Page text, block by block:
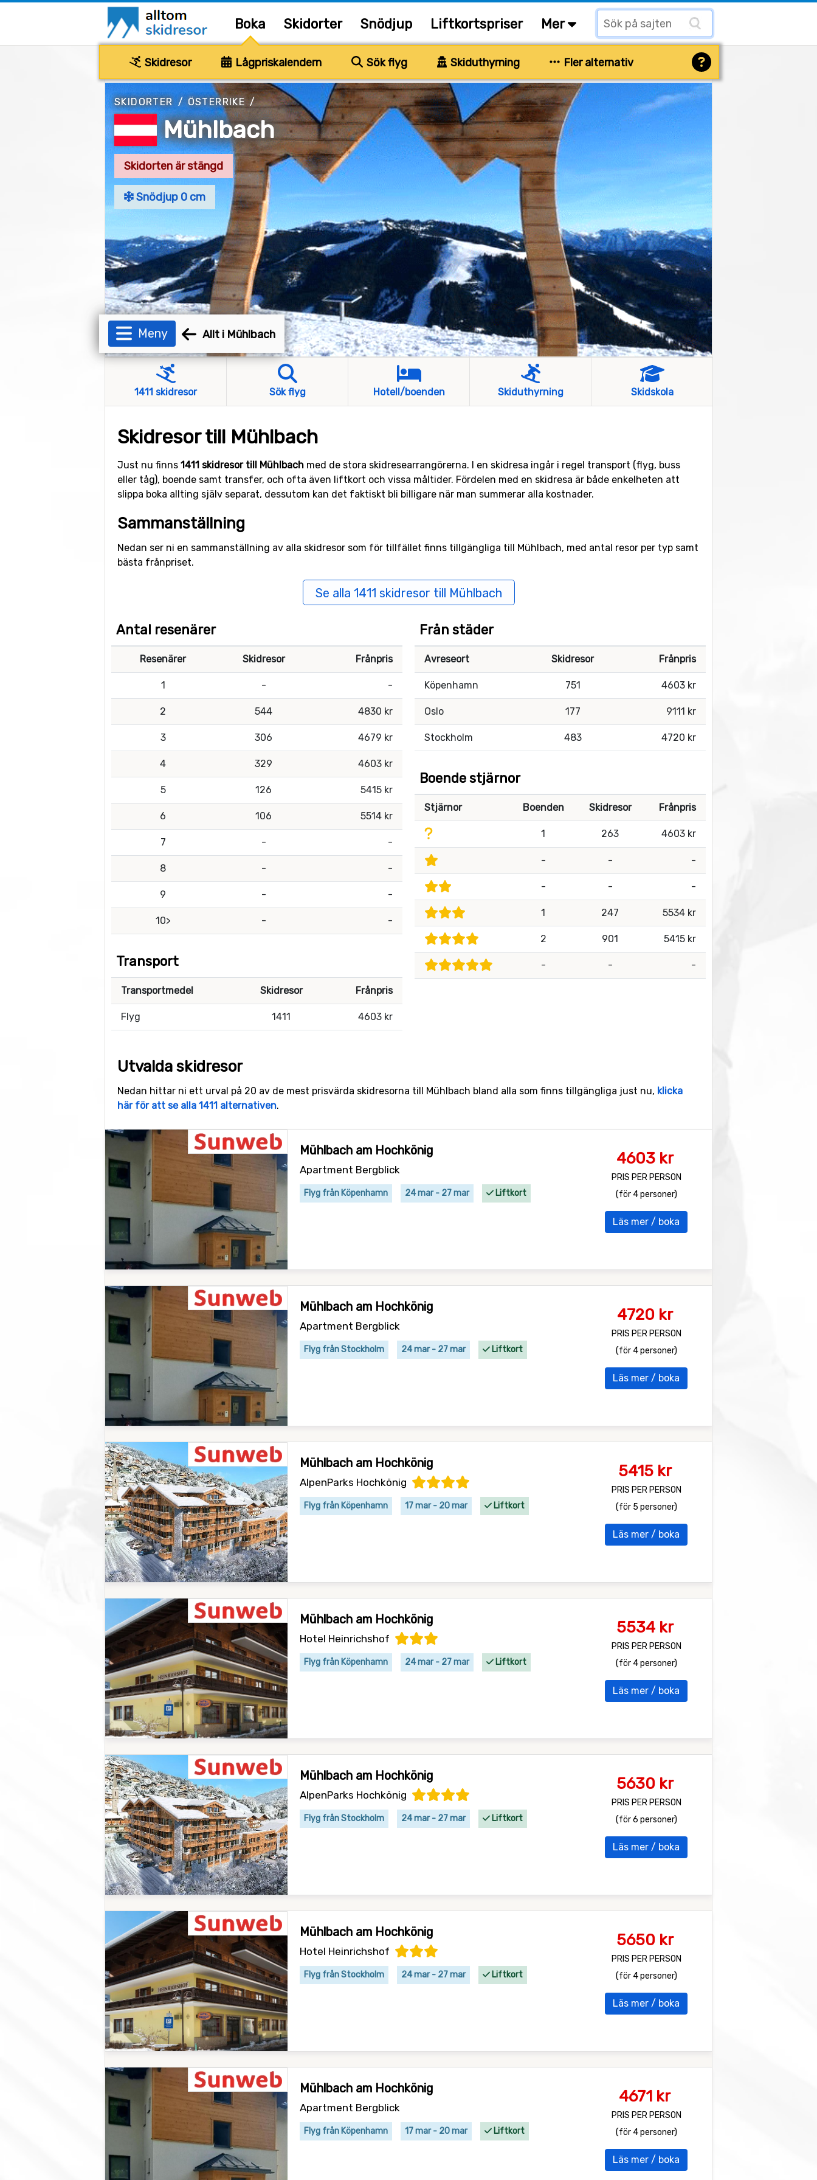
Boka Skidorter Snödjup Liftkortspriser Mer
Skidresor Lågpriskalendern Sök flyg Skiduthyrning Fler alternativ
SKIDORTER / ÖSTERRIKE /
Mühlbach
Skidorten är stängd
Snödjup 0 cm
Meny Allt i Mühlbach
1411 skidresor Sök flyg Hotell/boenden Skiduthyrning Skidskola
Skidresor till Mühlbach
Just nu finns 1411 skidresor till Mühlbach med de stora skidresearrangörerna. I en skidresa ingår i regel transport (flyg, buss
eller tåg), boende samt transfer, och ofta även liftkort och vissa måltider. Fördelen med en skidresa är både enkelheten att
slippa boka allting själv separat, dessutom kan det faktiskt bli billigare när man summerar alla kostnader.
Sammanställning
Nedan ser ni en sammanställning av alla skidresor som för tillfället finns tillgängliga till Mühlbach, med antal resor per typ samt
bästa frånpriset.
Se alla 1411 skidresor till Mühlbach
Antal resenärer
Resenärer Skidresor Frånpris
1 - -
2 544 4830 kr
3 306 4679 kr
4 329 4603 kr
5 126 5415 kr
6 106 5514 kr
7 - -
8 - -
9 - -
10> - -
Transport
Transportmedel Skidresor Frånpris
Flyg 1411 4603 kr
Från städer
Avreseort Skidresor Frånpris
Köpenhamn 751 4603 kr
Oslo 177 9111 kr
Stockholm 483 4720 kr
Boende stjärnor
Stjärnor Boenden Skidresor Frånpris
1 263 4603 kr
- - -
- - -
1 247 5534 kr
2 901 5415 kr
- - -
Utvalda skidresor
Nedan hittar ni ett urval på 20 av de mest prisvärda skidresorna till Mühlbach bland alla som finns tillgängliga just nu, klicka
här för att se alla 1411 alternativen.
Mühlbach am Hochkönig
Apartment Bergblick
Flyg från Köpenhamn 24 mar - 27 mar Liftkort
4603 kr
PRIS PER PERSON
(för 4 personer)
Läs mer / boka
Mühlbach am Hochkönig
Apartment Bergblick
Flyg från Stockholm 24 mar - 27 mar Liftkort
4720 kr
PRIS PER PERSON
(för 4 personer)
Läs mer / boka
Mühlbach am Hochkönig
AlpenParks Hochkönig
Flyg från Köpenhamn 17 mar - 20 mar Liftkort
5415 kr
PRIS PER PERSON
(för 5 personer)
Läs mer / boka
Mühlbach am Hochkönig
Hotel Heinrichshof
Flyg från Köpenhamn 24 mar - 27 mar Liftkort
5534 kr
PRIS PER PERSON
(för 4 personer)
Läs mer / boka
Mühlbach am Hochkönig
AlpenParks Hochkönig
Flyg från Stockholm 24 mar - 27 mar Liftkort
5630 kr
PRIS PER PERSON
(för 6 personer)
Läs mer / boka
Mühlbach am Hochkönig
Hotel Heinrichshof
Flyg från Stockholm 24 mar - 27 mar Liftkort
5650 kr
PRIS PER PERSON
(för 4 personer)
Läs mer / boka
Mühlbach am Hochkönig
Apartment Bergblick
Flyg från Köpenhamn 17 mar - 20 mar Liftkort
4671 kr
PRIS PER PERSON
(för 4 personer)
Läs mer / boka